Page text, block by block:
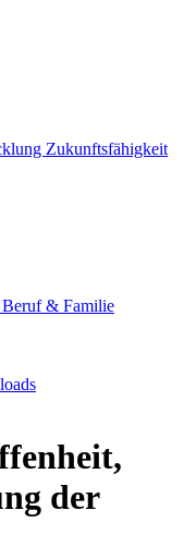
Zukunftsfähigkeit
Beruf & Familie
der